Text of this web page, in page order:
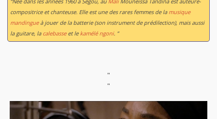
compositrice et chanteuse. Elle est une des rares femmes de la musique
mandingueà jouer de la batterie (son instrument de prédilection), mais aussi
la guitare, la calebasseet le kamélé ngoni. ”
"
"